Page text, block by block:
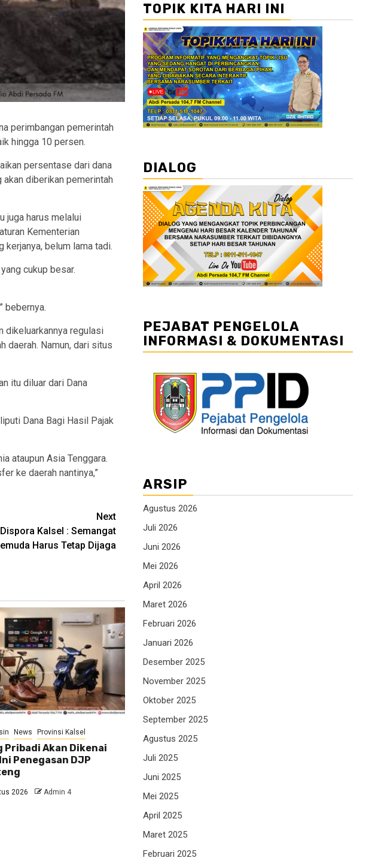
perimbangan pemerintah
hingga 10 persen.
persentase dari dana
diberikan pemerintah
juga harus melalui
Kementerian
kerjanya, belum lama tadi.
cukup besar.
bebernya.
dikeluarkannya regulasi
daerah. Namun, dari situs
itu diluar dari Dana
Dana Bagi Hasil Pajak
ataupun Asia Tenggara.
ke daerah nantinya,”
Next
Kalsel : Semangat
Harus Tetap Dijaga
News Provinsi Kalsel
Pribadi Akan Dikenai
Penegasan DJP
2026 Admin 4
TOPIK KITA HARI INI
DIALOG
PEJABAT PENGELOLA
INFORMASI & DOKUMENTASI
ARSIP
Agustus 2026
Juli 2026
Juni 2026
Mei 2026
April 2026
Maret 2026
Februari 2026
Januari 2026
Desember 2025
November 2025
Oktober 2025
September 2025
Agustus 2025
Juli 2025
Juni 2025
Mei 2025
April 2025
Maret 2025
Februari 2025